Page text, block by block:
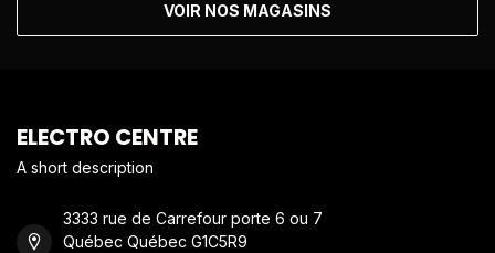
VOIR NOS MAGASINS
ELECTRO CENTRE
A short description
3333 rue de Carrefour porte 6 ou 7
Québec Québec G1C5R9